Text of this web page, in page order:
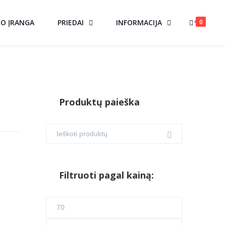
0
ĮRANGA PRIEDAI INFORMACIJA
Produktų paieška
Filtruoti pagal kainą: